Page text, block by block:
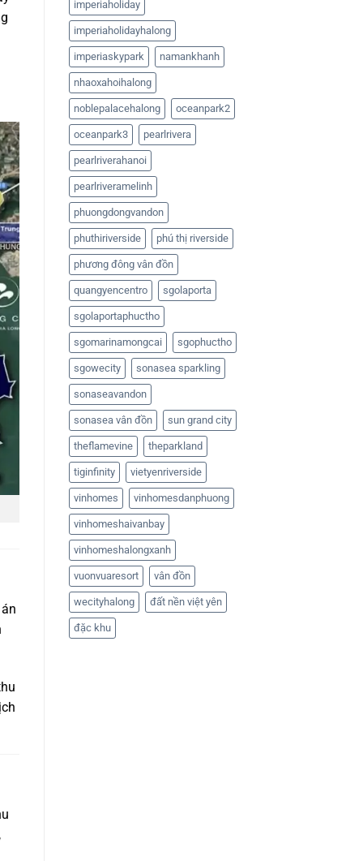
imperiaholiday
imperiaholidayhalong
imperiaskypark namankhanh
nhaoxahoihalong
noblepalacehalong oceanpark2
oceanpark3 pearlrivera
pearlriverahanoi
pearlriveramelinh
phuongdongvandon
phuthiriverside phú thị riverside
phương đông vân đồn
quangyencentro sgolaporta
sgolaportaphuctho
sgomarinamongcai sgophuctho
sgowecity sonasea sparkling
sonaseavandon
sonasea vân đồn sun grand city
theflamevine theparkland
tiginfinity vietyenriverside
vinhomes vinhomesdanphuong
vinhomeshaivanbay
vinhomeshalongxanh
vuonvuaresort vân đồn
wecityhalong đất nền việt yên
đặc khu